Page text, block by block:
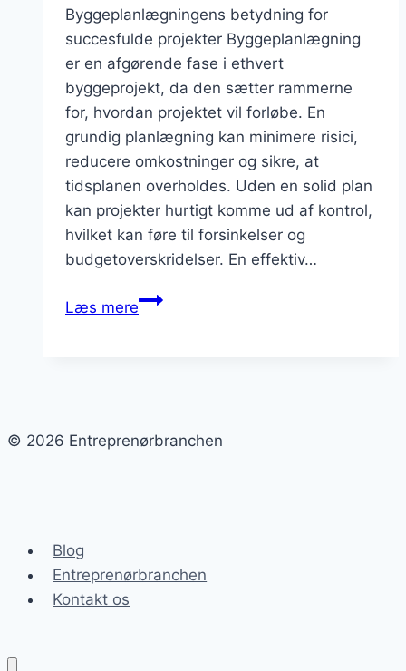
Byggeplanlægningens betydning for
succesfulde projekter Byggeplanlægning
er en afgørende fase i ethvert
byggeprojekt, da den sætter rammerne
for, hvordan projektet vil forløbe. En
grundig planlægning kan minimere risici,
reducere omkostninger og sikre, at
tidsplanen overholdes. Uden en solid plan
kan projekter hurtigt komme ud af kontrol,
hvilket kan føre til forsinkelser og
budgetoverskridelser. En effektiv…
Læs mereByggeplanlægning
© 2026 Entreprenørbranchen
Blog
Entreprenørbranchen
Kontakt os